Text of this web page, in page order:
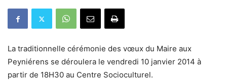
La traditionnelle cérémonie des vœux du Maire aux
Peyniérens se déroulera le vendredi 10 janvier 2014 à
partir de 18H30 au Centre Socioculturel.